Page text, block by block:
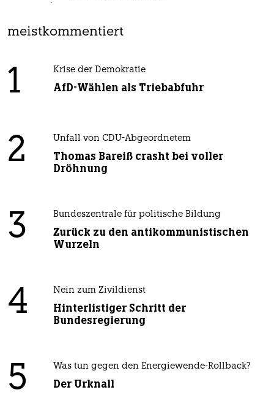
meistkommentiert
1 Krise der Demokratie
AfD-Wählen als Triebabfuhr
2 Unfall von CDU-Abgeordnetem
Thomas Bareiß crasht bei voller
Dröhnung
3 Bundeszentrale für politische Bildung
Zurück zu den antikommunistischen
Wurzeln
4 Nein zum Zivildienst
Hinterlistiger Schritt der
Bundesregierung
5 Was tun gegen den Energiewende-Rollback?
Der Urknall